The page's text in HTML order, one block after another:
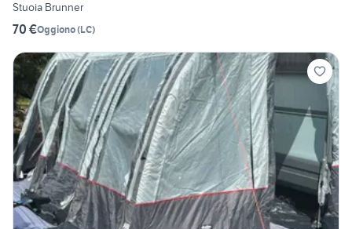
Stuoia Brunner
70 €Oggiono(LC)